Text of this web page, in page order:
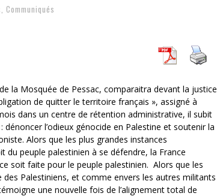
, Communiqués
la Mosquée de Pessac, comparaitra devant la justice
de quitter le territoire français », assigné à
dans un centre de rétention administrative, il subit
l’odieux génocide en Palestine et soutenir la
Alors que les plus grandes instances
peuple palestinien à se défendre, la France
soit faite pour le peuple palestinien. Alors que les
Palestiniens, et comme envers les autres militants
une nouvelle fois de l’alignement total de